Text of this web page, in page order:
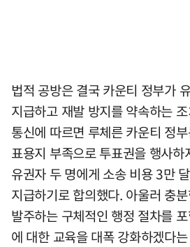
법적 공방은 결국 카운티 정부가
지급하고 재발 방지를 약속하는
통신에 따르면 루체른 카운티 정
표용지 부족으로 투표권을 행사
유권자 두 명에게 소송 비용 3만
지급하기로 합의했다. 아울러 충
발주하는 구체적인 행정 절차를
에 대한 교육을 대폭 강화하겠다